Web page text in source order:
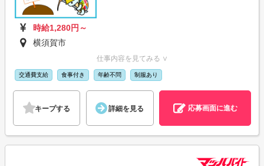
時給1,280円～
横須賀市
仕事内容を見てみる ∨
交通費支給 食事付き 年齢不問 制服あり
キープする 詳細を見る 応募画面に進む